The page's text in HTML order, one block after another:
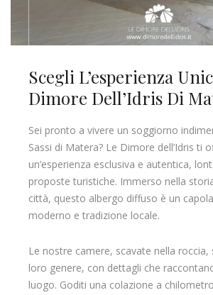
Scegli L’esperienza
Dimore Dell’Idris Di
Sei pronto a vivere un soggiorno
Sassi di Matera? Le Dimore dell’Idris ti
un’esperienza esclusiva e autentica,
proposte turistiche. Immerso nella
città, questo albergo diffuso è un
moderno e tradizione locale.
Le nostre camere, scavate nella roccia,
loro genere, con dettagli che
luogo. Goditi una colazione a